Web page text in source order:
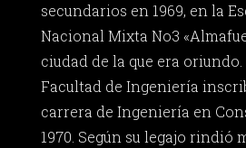
secundarios en 1969, en la
Nacional Mixta No3
ciudad de la que era
Facultad de Ingeniería
carrera de Ingeniería en
1970. Según su legajo rindió